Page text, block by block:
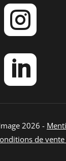


2026 -
de